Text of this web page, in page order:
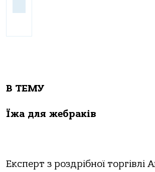
В ТЕМУ
Їжа для жебраків
Експерт з роздрібної торгівлі